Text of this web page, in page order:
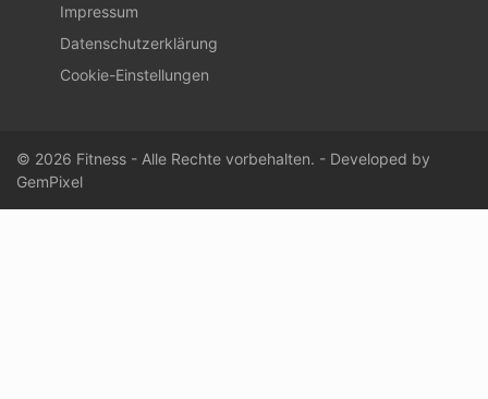
Impressum
Datenschutzerklärung
Cookie-Einstellungen
© 2026 Fitness - Alle Rechte vorbehalten. - Developed by
GemPixel